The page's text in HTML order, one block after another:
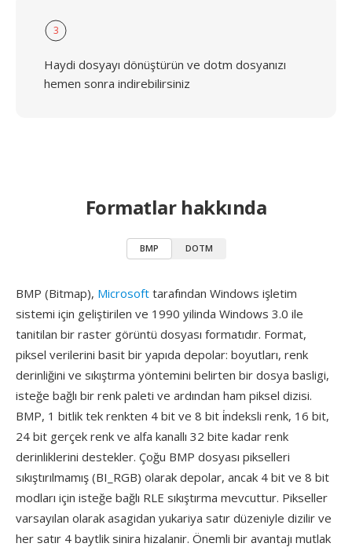
3
Haydi dosyayı dönüştürün ve dotm dosyanızı
hemen sonra indirebilirsiniz
Formatlar hakkında
BMP DOTM
BMP (Bitmap), Microsoft tarafından Windows işletim
sistemi için geliştirilen ve 1990 yilinda Windows 3.0 ile
tanitilan bir raster görüntü dosyası formatıdır. Format,
piksel verilerini basit bir yapıda depolar: boyutları, renk
derinliğini ve sıkıştırma yöntemini belirten bir dosya basligi,
isteğe bağlı bir renk paleti ve ardından ham piksel dizisi.
BMP, 1 bitlik tek renkten 4 bit ve 8 bit i̇ndeksli renk, 16 bit,
24 bit gerçek renk ve alfa kanallı 32 bite kadar renk
derinliklerini destekler. Çoğu BMP dosyası pikselleri
sıkıştırılmamış (BI_RGB) olarak depolar, ancak 4 bit ve 8 bit
modları için isteğe bağlı RLE sıkıştırma mevcuttur. Pikseller
varsayılan olarak asagidan yukariya satır düzeniyle dizilir ve
her satır 4 baytlik sinira hizalanir. Önemli bir avantajı mutlak